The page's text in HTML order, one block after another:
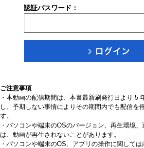
認証パスワード：
ご注意事項
・本動画の配信期間は、本書最新刷発行日より 5
し、予期しない事情によりその期間内でも配信を
す。
・パソコンや端末のOSのバージョン、再生環境
は、動画が再生されないことがあります。
・パソコンや端末のOS、アプリの操作に関して